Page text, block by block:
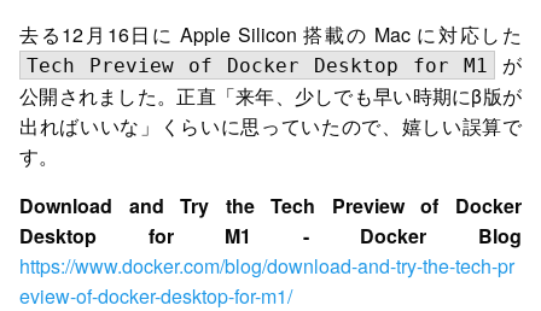
去る12月16日に Apple Silicon 搭載の Mac に対応した
Tech Preview of Docker Desktop for M1
が
公開されました。正直「来年、少しでも早い時期にβ版が
出ればいいな」くらいに思っていたので、嬉しい誤算で
す。
Download and Try the Tech Preview of Docker
Desktop for M1 - Docker Blog
https://www.docker.com/blog/download-and-try-the-tech-pr
eview-of-docker-desktop-for-m1/